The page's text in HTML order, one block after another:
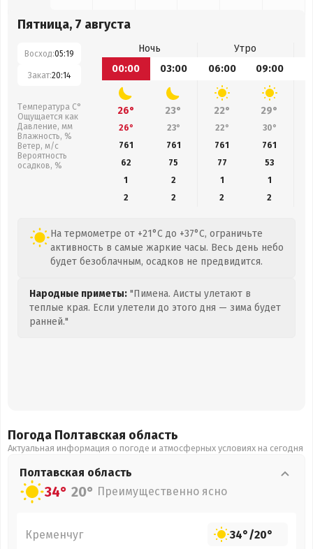
Пятница, 7 августа
Восход:05:19
Закат:20:14
Температура С°
Ощущается как
Давление, мм
Влажность, %
Ветер, м/с
Вероятность
осадков, %
Ночь
Утро
00:00
03:00 06:00 09:00
26° 23° 22° 29°
26° 23° 22° 30°
761
761 761 761
62
75 77 53
1
2 1
1
2
2 2 2
На термометре от +21°C до +37°C, ограничьте
активность в самые жаркие часы. Весь день небо
будет безоблачным, осадков не предвидится.
Народные приметы: "Пимена. Аисты улетают в
теплые края. Если улетели до этого дня — зима будет
ранней."
Погода Полтавская область
Актуальная информация о погоде и атмосферных условиях на сегодня
Полтавская область
34° 20° Преимущественно ясно
Кременчуг 34°/20°